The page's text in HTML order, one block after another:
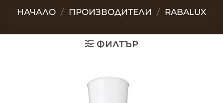
НАЧАЛО / ПРОИЗВОДИТЕЛИ / RABALUX
ФИЛТЪР